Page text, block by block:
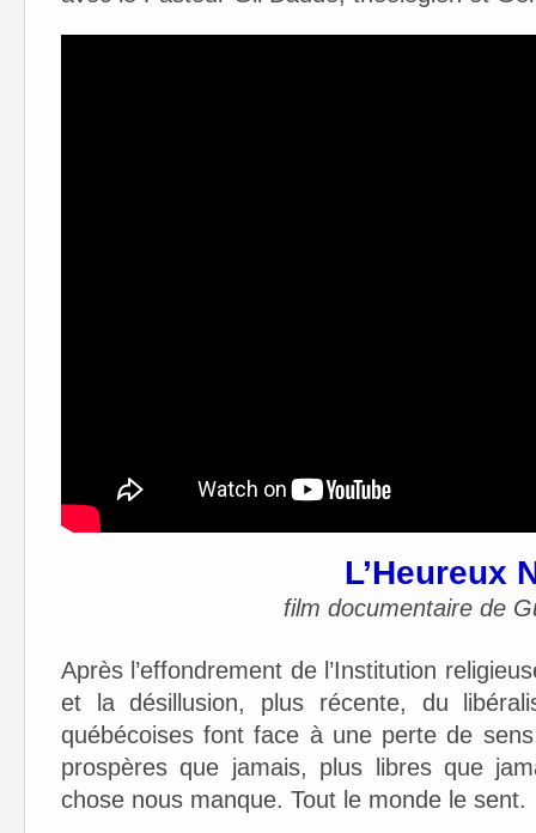
L’Heureux
film documentaire de
Après l’effondrement de l’Institution
et la désillusion, plus récente, du
québécoises font face à une perte de
prospères que jamais, plus libres que
chose nous manque. Tout le monde le sent.